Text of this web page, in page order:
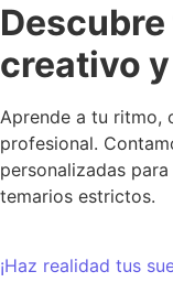
creativo
Aprende a tu ritmo,
profesional.
personalizadas
temarios estrictos.
¡Haz realidad tus